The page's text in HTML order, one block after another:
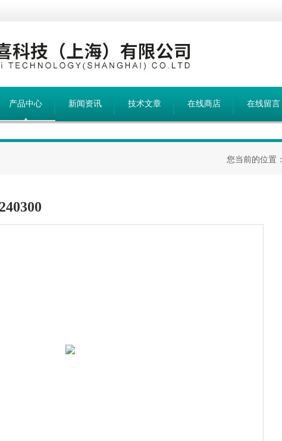
产品中心 新闻资讯 技术文章 在线商店 在线留言
您当前的位置：